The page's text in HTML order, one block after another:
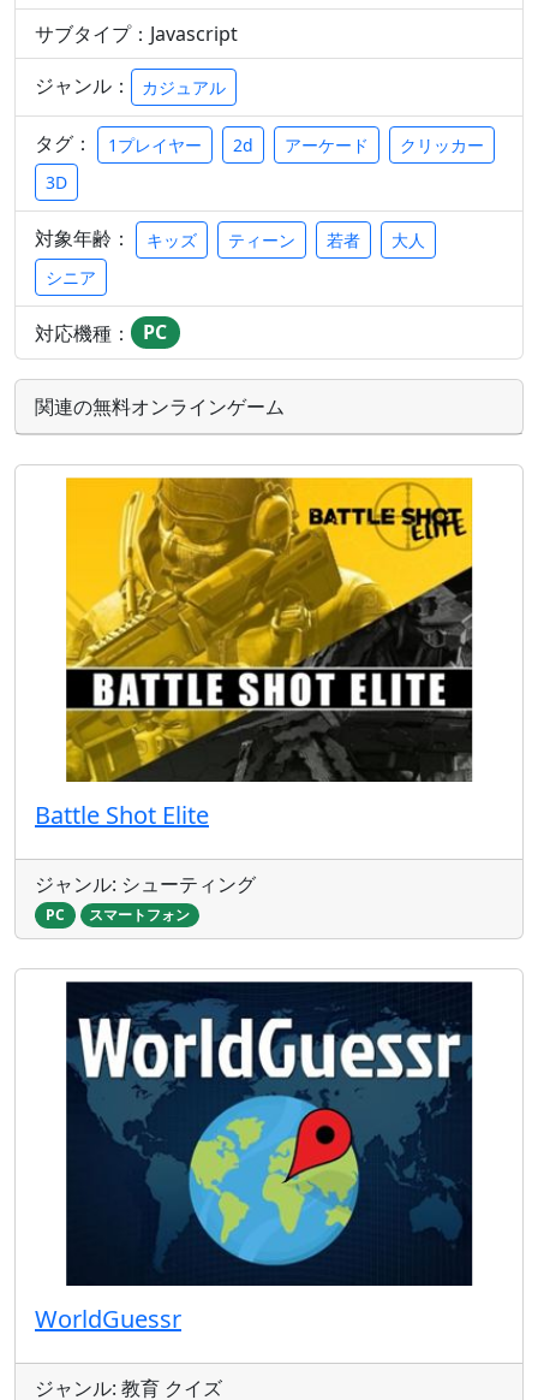
サブタイプ：Javascript
ジャンル：
カジュアル
タグ： 1プレイヤー 2d アーケード
クリッカー
3D
対象年齢： キッズ ティーン 若者
大人
シニア
対応機種： PC
関連の無料オンラインゲーム
Battle Shot Elite
ジャンル: シューティング
PC スマートフォン
WorldGuessr
ジャンル: 教育 クイズ